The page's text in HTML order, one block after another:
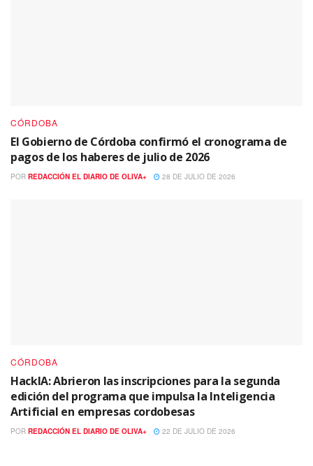
CÓRDOBA
El Gobierno de Córdoba confirmó el cronograma de
pagos de los haberes de julio de 2026
POR REDACCIÓN EL DIARIO DE OLIVA+ 28 DE JULIO DE 2026
CÓRDOBA
HackIA: Abrieron las inscripciones para la segunda
edición del programa que impulsa la Inteligencia
Artificial en empresas cordobesas
POR REDACCIÓN EL DIARIO DE OLIVA+ 22 DE JULIO DE 2026